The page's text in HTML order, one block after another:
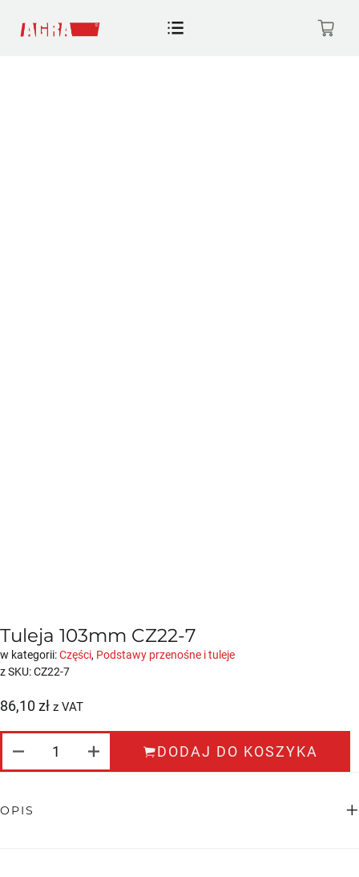
Tuleja 103mm CZ22-7
w kategorii:Części, Podstawy przenośne i tuleje
z SKU:CZ22-7
86,10 zł z VAT
DODAJ DO KOSZYKA
OPIS